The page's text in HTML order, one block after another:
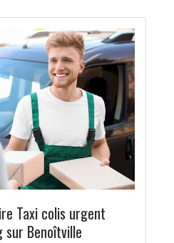
Taxi colis urgent
sur Benoîtville